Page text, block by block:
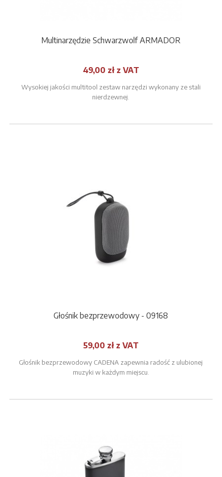
Multinarzędzie Schwarzwolf ARMADOR
49,00 zł z VAT
Wysokiej jakości multitool zestaw narzędzi wykonany ze stali
nierdzewnej.
Głośnik bezprzewodowy - 09168
59,00 zł z VAT
Głośnik bezprzewodowy CADENA zapewnia radość z ulubionej
muzyki w każdym miejscu.